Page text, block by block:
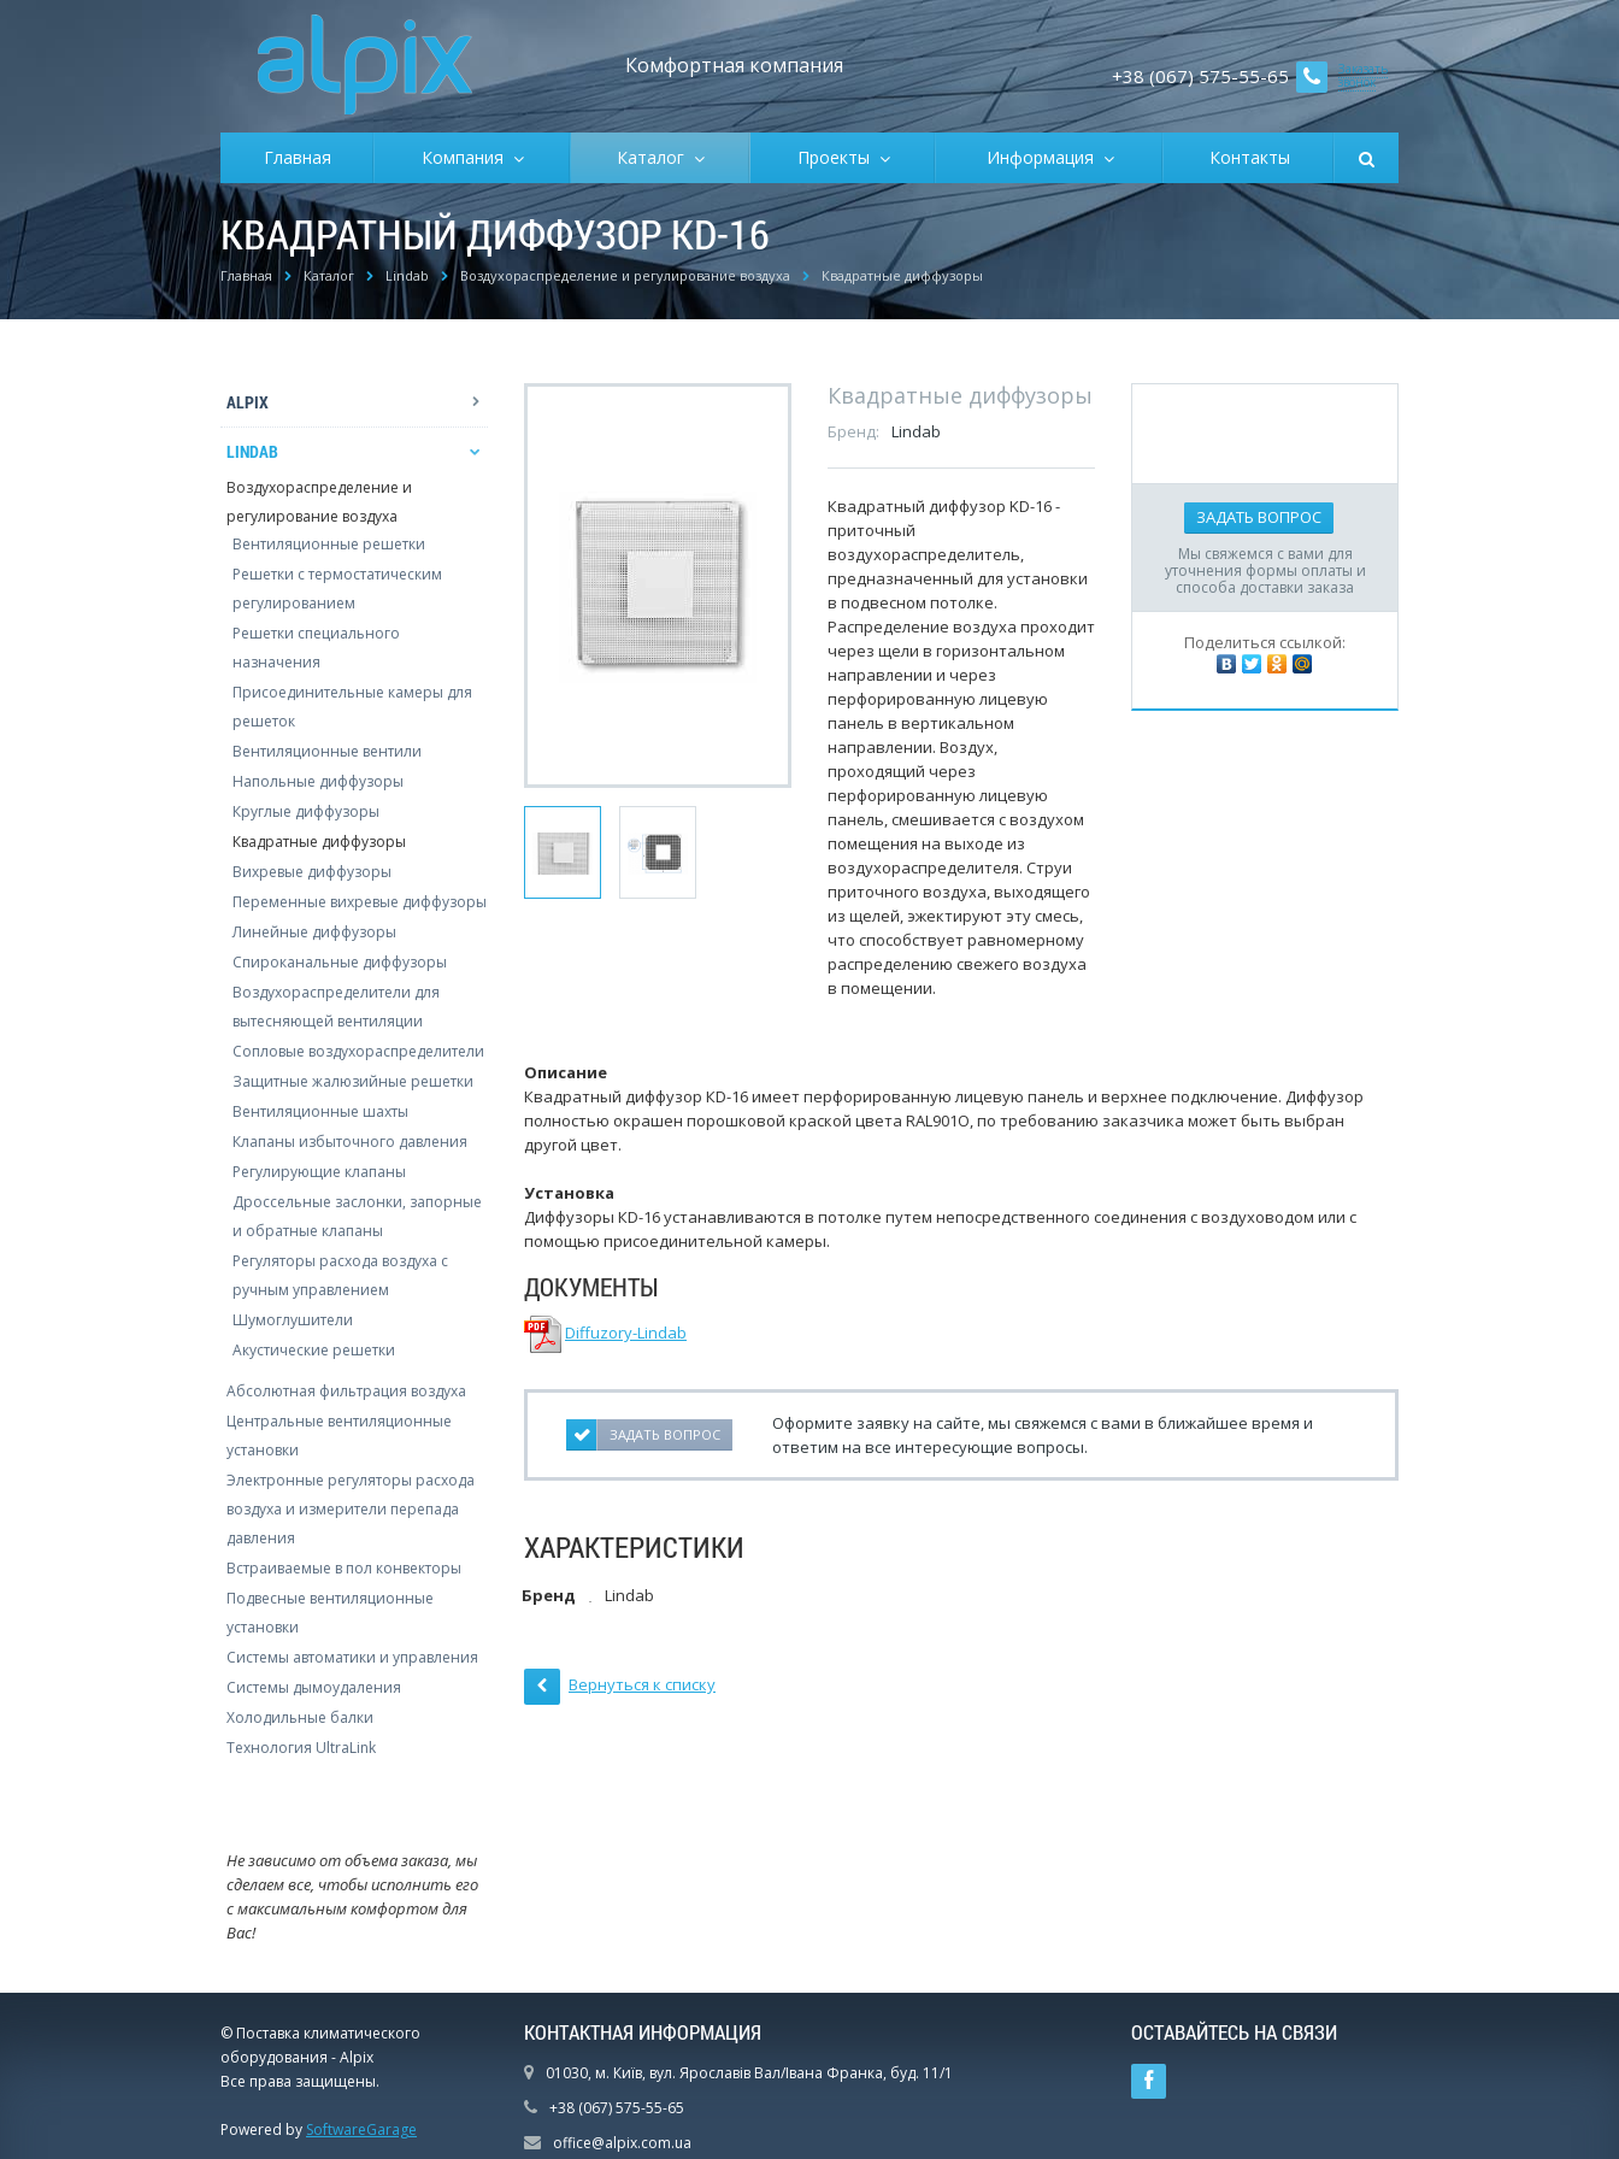
Комфортная компания Заказать
звонок
+38 (067) 575-55-65
Главная Компания Каталог Проекты Информация Контакты
КВАДРАТНЫЙ ДИФФУЗОР KD-16
Главная Каталог Lindab Воздухораспределение и регулирование воздуха Квадратные диффузоры
ALPIX
LINDAB
Воздухораспределение и
регулирование воздуха
Вентиляционные решетки
Решетки с термостатическим
регулированием
Решетки специального
назначения
Присоединительные камеры для
решеток
Вентиляционные вентили
Напольные диффузоры
Круглые диффузоры
Квадратные диффузоры
Вихревые диффузоры
Переменные вихревые диффузоры
Линейные диффузоры
Спироканальные диффузоры
Воздухораспределители для
вытесняющей вентиляции
Сопловые воздухораспределители
Защитные жалюзийные решетки
Вентиляционные шахты
Клапаны избыточного давления
Регулирующие клапаны
Дроссельные заслонки, запорные
и обратные клaпаны
Регуляторы расхода воздуха с
ручным управлением
Шумоглушители
Акустические решетки
Абсолютная фильтрация воздуха
Центральные вентиляционные
установки
Электронные регуляторы расхода
воздуха и измерители перепада
давления
Встраиваемые в пол конвекторы
Подвесные вентиляционные
установки
Системы автоматики и управления
Системы дымоудаления
Холодильные балки
Технология UltraLink
Не зависимо от объема заказа, мы
сделаем все, чтобы исполнить его
с максимальным комфортом для
Вас!
Квадратные диффузоры
Бренд: Lindab
Квадратный диффузор KD-16 -
приточный
воздухораспределитель,
предназначенный для установки
в подвесном потолке.
Распределение воздуха проходит
через щели в горизонтальном
направлении и через
перфорированную лицевую
панель в вертикальном
направлении. Воздух,
проходящий через
перфорированную лицевую
панель, смешивается с воздухом
помещения на выходе из
воздухораспределителя. Струи
приточного воздуха, выходящего
из щелей, эжектируют эту смесь,
что способствует равномерному
распределению свежего воздуха
в помещении.
ЗАДАТЬ ВОПРОС
Мы свяжемся с вами для
уточнения формы оплаты и
способа доставки заказа
Поделиться ссылкой:
Описание
Квадратный диффузор КD-16 имеет перфорированную лицевую панель и верхнее подключение. Диффузор
полностью окрашен порошковой краской цвета RAL901О, по требованию заказчика может быть выбран
другой цвет.
Установка
Диффузоры КD-16 устанавливаются в потолке путeм непосредственного соединения с воздуховодом или с
помощью присоединительной камеры.
ДОКУМЕНТЫ
Diffuzory-Lindab
ЗАДАТЬ ВОПРОС
Оформите заявку на сайте, мы свяжемся с вами в ближайшее время и
ответим на все интересующие вопросы.
ХАРАКТЕРИСТИКИ
Бренд Lindab
Вернуться к списку
© Поставка климатического
оборудования - Alpix
Все права защищены.
Powered by SoftwareGarage
КОНТАКТНАЯ ИНФОРМАЦИЯ
01030, м. Київ, вул. Ярославів Вал/Івана Франка, буд. 11/1
+38 (067) 575-55-65
office@alpix.com.ua
ОСТАВАЙТЕСЬ НА СВЯЗИ